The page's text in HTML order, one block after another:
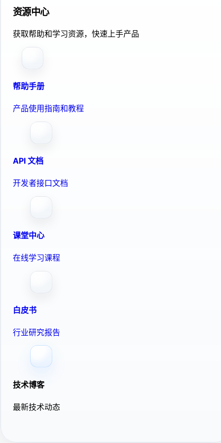
资源中心
获取帮助和学习资源，快速上手产品
帮助手册
产品使用指南和教程
API 文档
开发者接口文档
课堂中心
在线学习课程
白皮书
行业研究报告
技术博客
最新技术动态